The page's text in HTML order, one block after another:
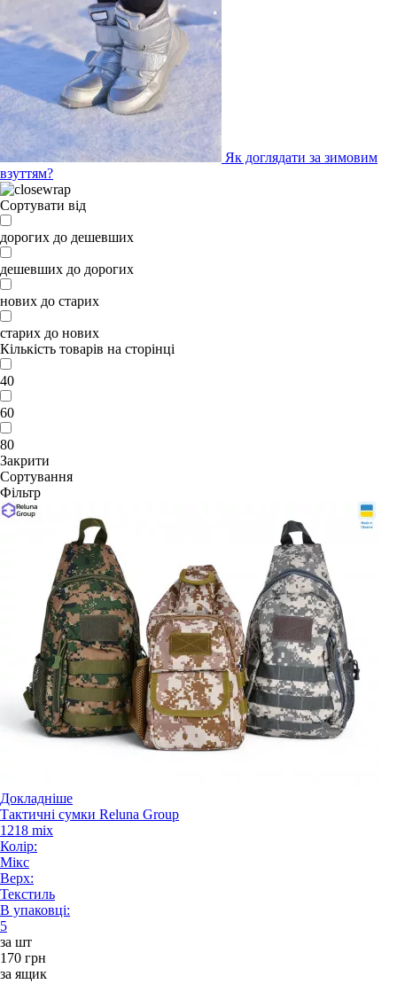
Як доглядати за зимовим
взуттям?
Сортувати від
дорогих до дешевших
дешевших до дорогих
нових до старих
старих до нових
Кількість товарів на сторінці
40
60
80
Закрити
Сортування
Фільтр
Докладніше
Тактичні сумки Reluna Group
1218 mix
Колір:
Мікс
Верх:
Текстиль
В упаковці:
5
за шт
170 грн
за ящик